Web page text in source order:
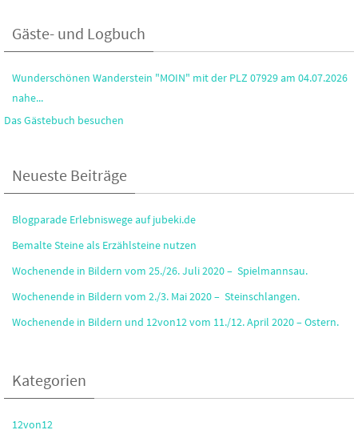
Gäste- und Logbuch
Wunderschönen Wanderstein "MOIN" mit der PLZ 07929 am 04.07.2026
nahe...
Das Gästebuch besuchen
Neueste Beiträge
Blogparade Erlebniswege auf jubeki.de
Bemalte Steine als Erzählsteine nutzen
Wochenende in Bildern vom 25./26. Juli 2020 – Spielmannsau.
Wochenende in Bildern vom 2./3. Mai 2020 – Steinschlangen.
Wochenende in Bildern und 12von12 vom 11./12. April 2020 – Ostern.
Kategorien
12von12